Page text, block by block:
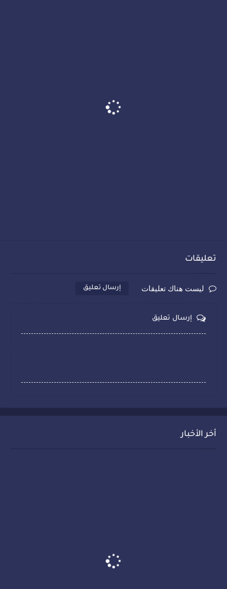
تعليقات
ليست هناك تعليقات إرسال تعليق
إرسال تعليق
أخر الأخبار